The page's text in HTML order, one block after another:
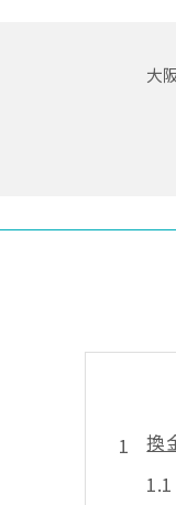
大
換